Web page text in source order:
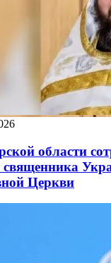
области
священника
Церкви